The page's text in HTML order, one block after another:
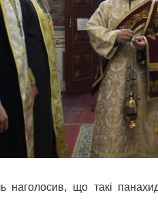
наголосив, що такі